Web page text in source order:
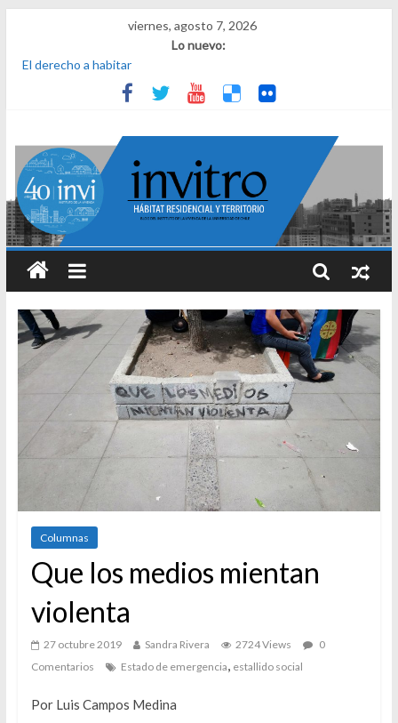
viernes, agosto 7, 2026
Lo nuevo:
El derecho a habitar
Receta para viajar al pasado
¿Qué es el habitar? Sesión 1 de ciclo de conversatorios 40 años
INVI
Columnas
Que los medios mientan
violenta
27 octubre 2019 Sandra Rivera 2724 Views
0
Comentarios
Estado de emergencia, estallido social
Por Luis Campos Medina